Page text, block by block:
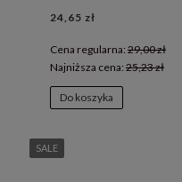
24,65 zł
Cena regularna: 29,00 zł
Najniższa cena: 25,23 zł
Do koszyka
SALE